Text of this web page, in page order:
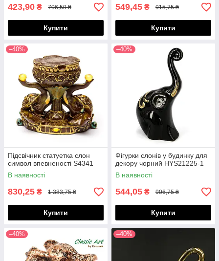
423,90 ₴ 706,50 ₴
Купити
549,45 ₴ 915,75 ₴
Купити
–40%
Підсвічник статуетка слон
символ впевненості S4341
В наявності
830,25 ₴ 1 383,75 ₴
Купити
–40%
Фігурки слонів у будинку для
декору чорний HYS21225-1
В наявності
544,05 ₴ 906,75 ₴
Купити
–40% –40%